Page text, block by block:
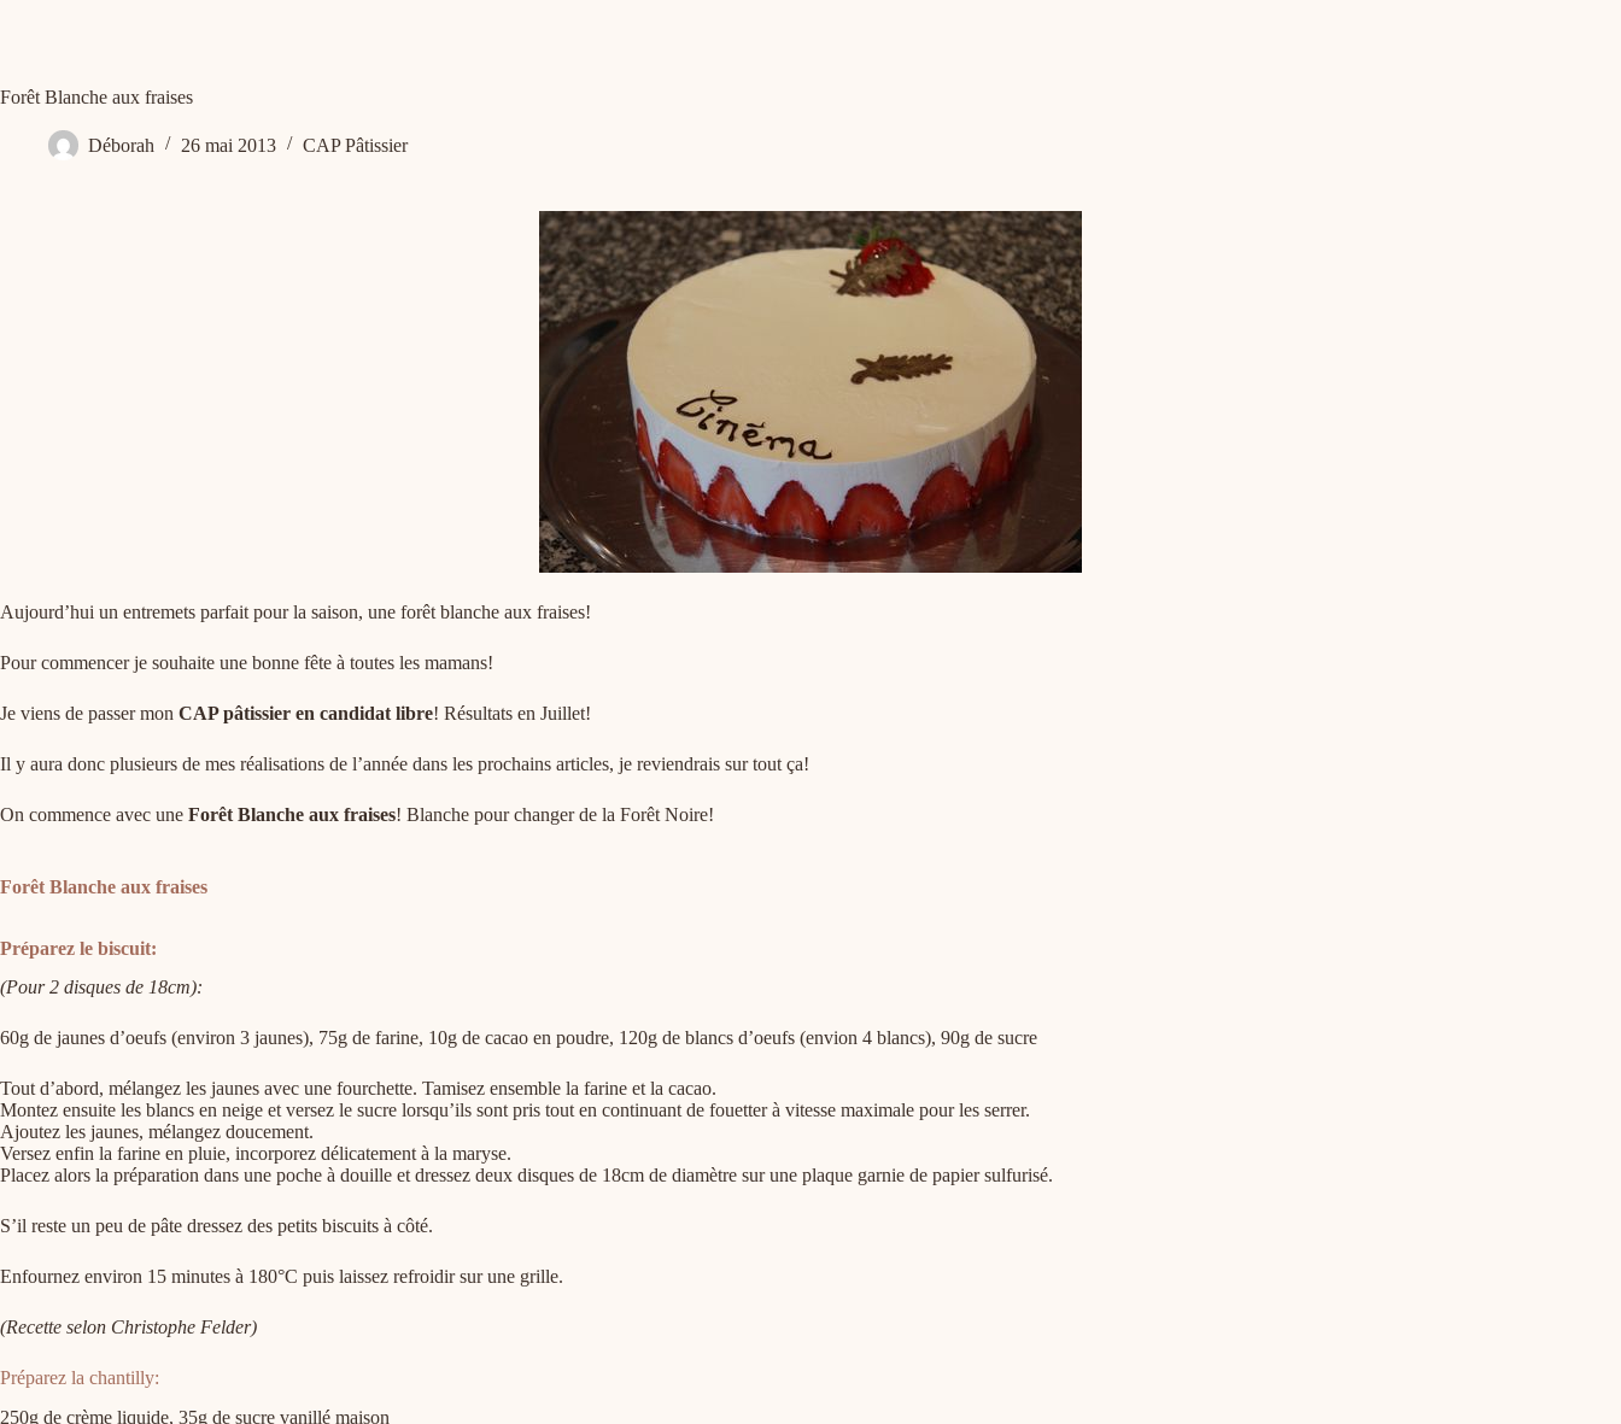
Forêt Blanche aux fraises
Déborah 26 mai 2013 CAP Pâtissier
Aujourd’hui un entremets parfait pour la saison, une forêt blanche aux fraises!
Pour commencer je souhaite une bonne fête à toutes les mamans!
Je viens de passer mon CAP pâtissier en candidat libre! Résultats en Juillet!
Il y aura donc plusieurs de mes réalisations de l’année dans les prochains articles, je reviendrais sur tout ça!
On commence avec une Forêt Blanche aux fraises! Blanche pour changer de la Forêt Noire!
Forêt Blanche aux fraises
Préparez le biscuit:
(Pour 2 disques de 18cm):
60g de jaunes d’oeufs (environ 3 jaunes), 75g de farine, 10g de cacao en poudre, 120g de blancs d’oeufs (envion 4 blancs), 90g de sucre
Tout d’abord, mélangez les jaunes avec une fourchette. Tamisez ensemble la farine et la cacao.
Montez ensuite les blancs en neige et versez le sucre lorsqu’ils sont pris tout en continuant de fouetter à vitesse maximale pour les serrer.
Ajoutez les jaunes, mélangez doucement.
Versez enfin la farine en pluie, incorporez délicatement à la maryse.
Placez alors la préparation dans une poche à douille et dressez deux disques de 18cm de diamètre sur une plaque garnie de papier sulfurisé.
S’il reste un peu de pâte dressez des petits biscuits à côté.
Enfournez environ 15 minutes à 180°C puis laissez refroidir sur une grille.
(Recette selon Christophe Felder)
Préparez la chantilly:
250g de crème liquide, 35g de sucre vanillé maison